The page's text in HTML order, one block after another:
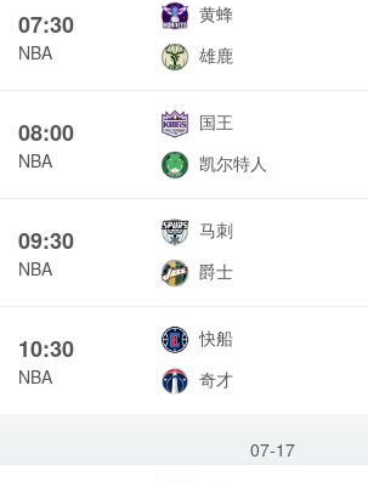
07:30
NBA
黄蜂
雄鹿
08:00
NBA
国王
凯尔特人
09:30
NBA
马刺
爵士
10:30
NBA
快船
奇才
07-17